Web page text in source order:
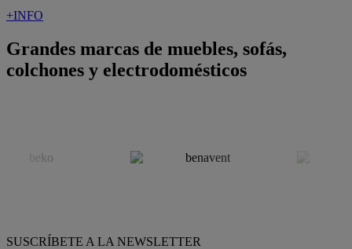
+INFO
Grandes marcas de muebles, sofás,
colchones y electrodomésticos
SUSCRÍBETE A LA NEWSLETTER